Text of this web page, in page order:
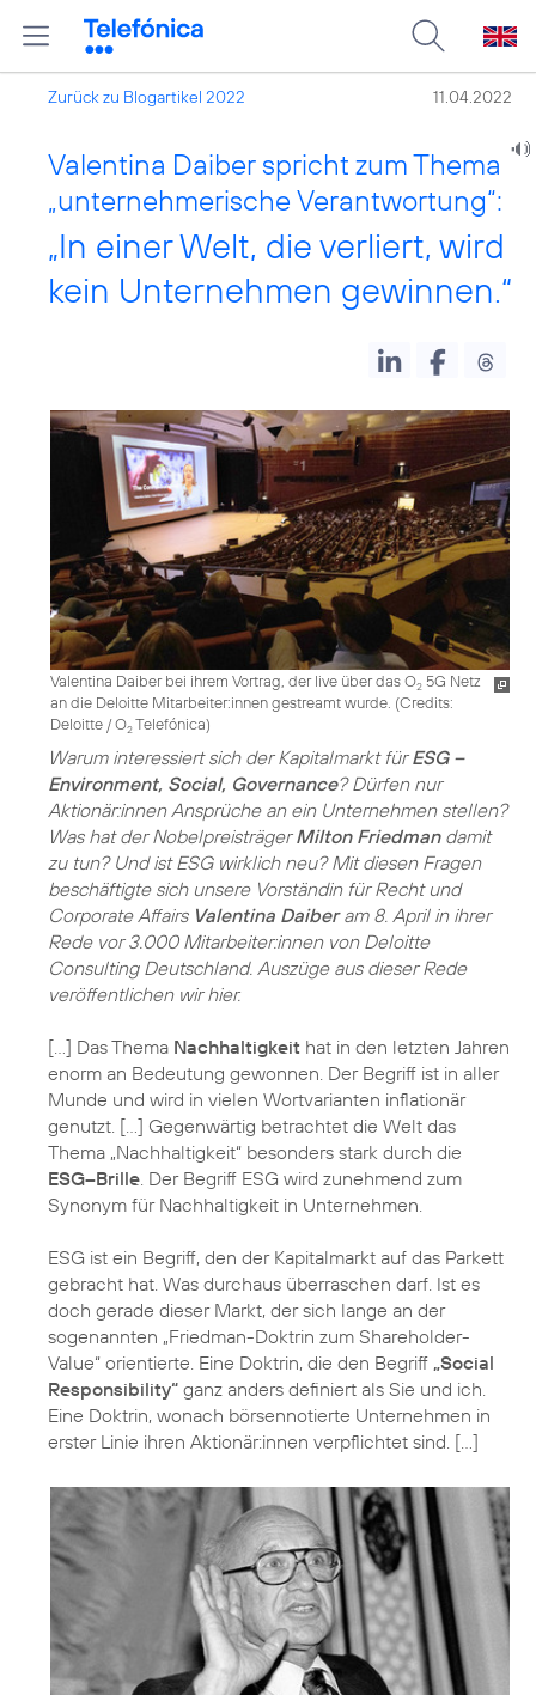
Zurück zu Blogartikel 2022 11.04.2022
Valentina Daiber spricht zum Thema
„unternehmerische Verantwortung“:
„In einer Welt, die verliert, wird
kein Unternehmen gewinnen.“
Valentina Daiber bei ihrem Vortrag, der live über das O2 5G Netz
an die Deloitte Mitarbeiter:innen gestreamt wurde. (Credits:
Deloitte / O2Telefónica)
Warum interessiert sich der Kapitalmarkt fürESG –
Environment, Social, Governance? Dürfen nur
Aktionär:innen Ansprüche an ein Unternehmen stellen?
Was hat der NobelpreisträgerMilton Friedmandamit
zu tun? Und ist ESG wirklich neu? Mit diesen Fragen
beschäftigte sich unsere Vorständin für Recht und
Corporate Affairs Valentina Daiberam 8. April in ihrer
Rede vor 3.000 Mitarbeiter:innen von Deloitte
Consulting Deutschland. Auszüge aus dieser Rede
veröffentlichen wir hier.
[…] Das Thema Nachhaltigkeit hat in den letzten Jahren
enorm an Bedeutung gewonnen. Der Begriff ist in aller
Munde und wird in vielen Wortvarianten inflationär
genutzt. […] Gegenwärtig betrachtet die Welt das
Thema „Nachhaltigkeit“ besonders stark durch die
ESG–Brille . Der Begriff ESG wird zunehmend zum
Synonym für Nachhaltigkeit in Unternehmen.
ESG ist ein Begriff, den der Kapitalmarkt auf das Parkett
gebracht hat. Was durchaus überraschen darf. Ist es
doch gerade dieser Markt, der sich lange an der
sogenannten „Friedman-Doktrin zum Shareholder-
Value“ orientierte. Eine Doktrin, die den Begriff „Social
Responsibility“ ganz anders definiert als Sie und ich.
Eine Doktrin, wonach börsennotierte Unternehmen in
erster Linie ihren Aktionär:innen verpflichtet sind. […]